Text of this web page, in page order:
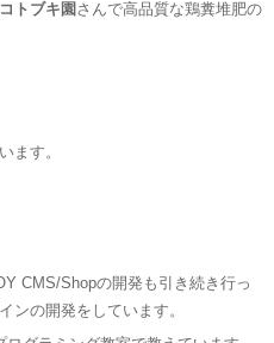
トブキ園 さんで高品質な鶏糞堆肥の
ます。
CMS/Shopの開発も引き続き行っ
ンの開発をしています。